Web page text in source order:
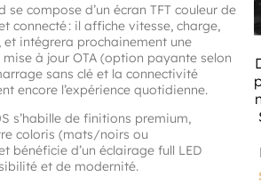
se compose d’un écran TFT couleur de
connecté : il affiche vitesse, charge,
et intégrera prochainement une
à jour OTA (option payante selon
sans clé et la connectivité
encore l’expérience quotidienne.
s’habille de finitions premium,
coloris (mats/noirs ou
bénéficie d’un éclairage full LED
et de modernité.